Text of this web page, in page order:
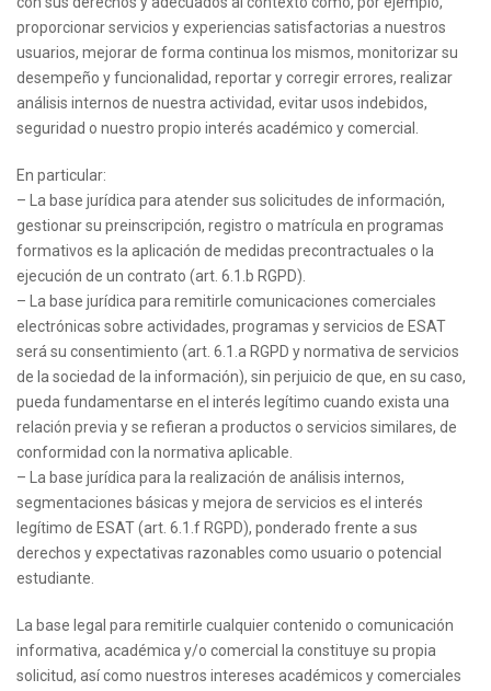
proporcionar servicios y experiencias satisfactorias a nuestros
usuarios, mejorar de forma continua los mismos, monitorizar su
desempeño y funcionalidad, reportar y corregir errores, realizar
análisis internos de nuestra actividad, evitar usos indebidos,
seguridad o nuestro propio interés académico y comercial.
En particular:
– La base jurídica para atender sus solicitudes de información,
gestionar su preinscripción, registro o matrícula en programas
formativos es la aplicación de medidas precontractuales o la
ejecución de un contrato (art. 6.1.b RGPD).
– La base jurídica para remitirle comunicaciones comerciales
electrónicas sobre actividades, programas y servicios de ESAT
será su consentimiento (art. 6.1.a RGPD y normativa de servicios
de la sociedad de la información), sin perjuicio de que, en su caso,
pueda fundamentarse en el interés legítimo cuando exista una
relación previa y se refieran a productos o servicios similares, de
conformidad con la normativa aplicable.
– La base jurídica para la realización de análisis internos,
segmentaciones básicas y mejora de servicios es el interés
legítimo de ESAT (art. 6.1.f RGPD), ponderado frente a sus
derechos y expectativas razonables como usuario o potencial
estudiante.
La base legal para remitirle cualquier contenido o comunicación
informativa, académica y/o comercial la constituye su propia
solicitud, así como nuestros intereses académicos y comerciales